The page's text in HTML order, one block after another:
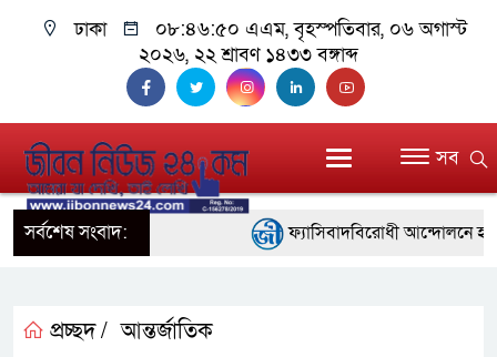
ঢাকা ০৮:৪৬:৫০ এএম, বৃহস্পতিবার, ০৬ অগাস্ট
২০২৬, ২২ শ্রাবণ ১৪৩৩ বঙ্গাব্দ
সব
সর্বশেষ সংবাদ:
ফ্যাসিবাদবিরোধী আন্দোলনে
প্রচ্ছদ / আন্তর্জাতিক